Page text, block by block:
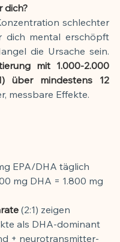
dich?
schlechter
dich mental erschöpft
mit 1.000-2.000
über mindestens 12
messbare Effekte.
EPA/DHA täglich
mg DHA = 1.800 mg
(2:1) zeigen
als DHA-dominant
+ neurotransmitter-